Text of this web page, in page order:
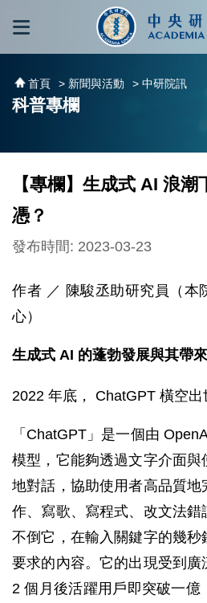
跳到主要內容區塊
首頁 > 新聞與活動 > 中研院訊
科普專欄
【專欄】生成式 AI 浪
憑？
發布時間: 2023-03-23
作者 ／ 陳駿丞助研究員（本
心）
生成式 AI 的蓬勃發展與其帶
2022 年底， ChatGPT 橫空出
「ChatGPT」是一個由
模型，它能夠透過文字介面
地對話，協助使用者高品質
作、寫歌、寫程式、改文法
不倒它，在輸入關鍵字的幾
要求的內容。它的出現受到
2 個月後活躍用戶即突破一億